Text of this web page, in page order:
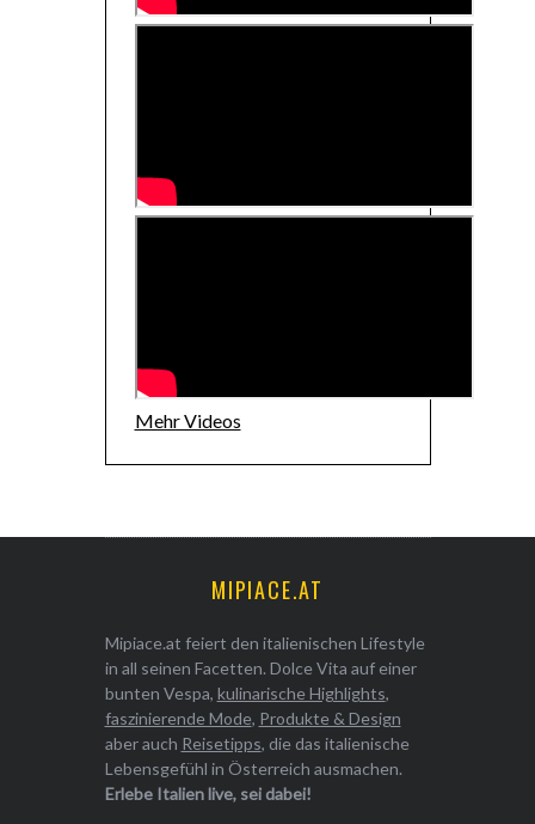
Mehr Videos
MIPIACE.AT
Mipiace.at feiert den italienischen Lifestyle
in all seinen Facetten. Dolce Vita auf einer
bunten Vespa, kulinarische Highlights,
faszinierende Mode, Produkte & Design
aber auch Reisetipps, die das italienische
Lebensgefühl in Österreich ausmachen.
Erlebe Italien live, sei dabei!